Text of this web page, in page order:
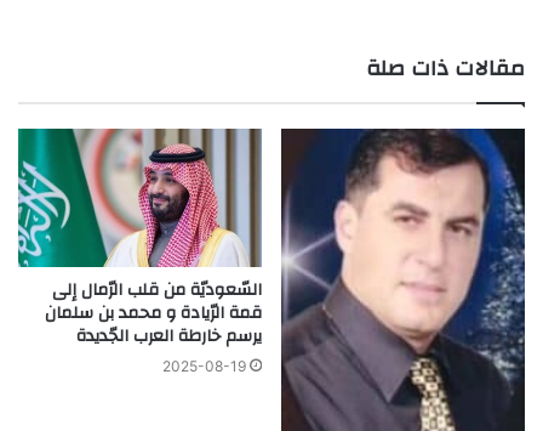
مقالات ذات صلة
السّعوديّة من قلب الرّمال إلى
قمة الرّيادة و محمد بن سلمان
يرسم خارطة العرب الجّديدة
2025-08-19